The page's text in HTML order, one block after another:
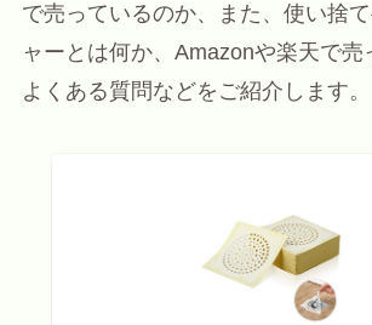
で売っているのか、また、使い捨
ャーとは何か、Amazonや楽天で売
よくある質問などをご紹介します。